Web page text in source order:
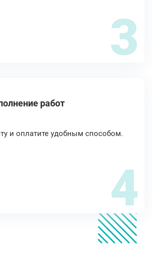
3
работ
и оплатите удобным способом.
4